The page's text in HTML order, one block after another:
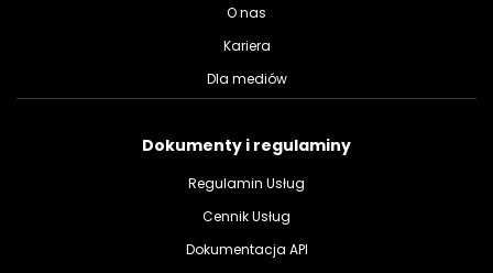
O nas
Kariera
Dla mediów
Dokumenty i regulaminy
Regulamin Usług
Cennik Usług
Dokumentacja API